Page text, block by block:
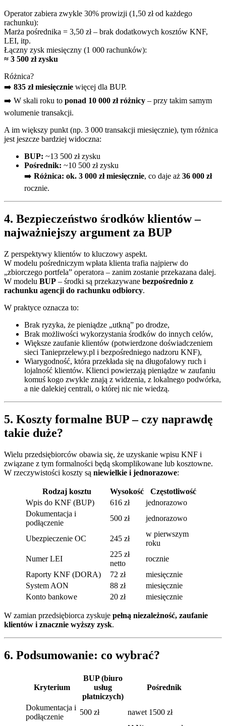
Operator zabiera zwykle 30% prowizji (1,50 zł od każdego
rachunku):
Marża pośrednika = 3,50 zł – brak dodatkowych kosztów KNF,
LEI, itp.
Łączny zysk miesięczny (1 000 rachunków):
≈ 3 500 zł zysku
Różnica?
➡️ 835 zł miesięcznie więcej dla BUP.
➡️ W skali roku to ponad 10 000 zł różnicy – przy takim samym
wolumenie transakcji.
A im większy punkt (np. 3 000 transakcji miesięcznie), tym różnica
jest jeszcze bardziej widoczna:
BUP: ~13 500 zł zysku
Pośrednik: ~10 500 zł zysku
➡️ Różnica: ok. 3 000 zł miesięcznie, co daje aż 36 000 zł
rocznie.
4. Bezpieczeństwo środków klientów –
najważniejszy argument za BUP
Z perspektywy klientów to kluczowy aspekt.
W modelu pośredniczym wpłata klienta trafia najpierw do
„zbiorczego portfela” operatora – zanim zostanie przekazana dalej.
W modelu BUP – środki są przekazywane bezpośrednio z
rachunku agencji do rachunku odbiorcy.
W praktyce oznacza to:
Brak ryzyka, że pieniądze „utkną” po drodze,
Brak możliwości wykorzystania środków do innych celów,
Większe zaufanie klientów (potwierdzone doświadczeniem
sieci Tanieprzelewy.pl i bezpośredniego nadzoru KNF),
Wiarygodność, która przekłada się na długofalowy ruch i
lojalność klientów. Klienci powierzają pieniądze w zaufaniu
komuś kogo zwykle znają z widzenia, z lokalnego podwórka,
a nie dalekiej centrali, o której nic nie wiedzą.
5. Koszty formalne BUP – czy naprawdę
takie duże?
Wielu przedsiębiorców obawia się, że uzyskanie wpisu KNF i
związane z tym formalności będą skomplikowane lub kosztowne.
W rzeczywistości koszty są niewielkie i jednorazowe:
Rodzaj kosztu Wysokość
Częstotliwość
Wpis do KNF (BUP)
616 zł
jednorazowo
Dokumentacja i
podłączenie
500 zł jednorazowo
Ubezpieczenie OC 245 zł
w pierwszym
roku
Numer LEI
225 zł
netto
rocznie
Raporty KNF (DORA)
72 zł
miesięcznie
System AON
88 zł
miesięcznie
Konto bankowe
20 zł miesięcznie
W zamian przedsiębiorca zyskuje pełną niezależność, zaufanie
klientów i znacznie wyższy zysk.
6. Podsumowanie: co wybrać?
Kryterium
BUP (biuro
usług
płatniczych)
Pośrednik
Dokumentacja i
podłączenie
500 zł
nawet 1500 zł